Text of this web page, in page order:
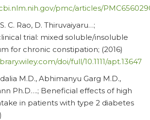
pmc/articles/
C. Rao, D. Thiruvaiyaru…;
trial: mixed soluble/insoluble
for chronic constipation; (2016)
doi/full/10.1111/apt.13647
M.D., Abhimanyu Garg M.D.,
Ph.D….; Beneficial effects of high
in patients with type 2 diabetes